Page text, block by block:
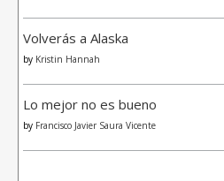
Volverás a Alaska
by Kristin Hannah
Lo mejor no es bueno
by Francisco Javier Saura Vicente